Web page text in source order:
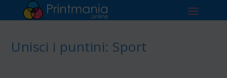
Unisci i puntini: Sport